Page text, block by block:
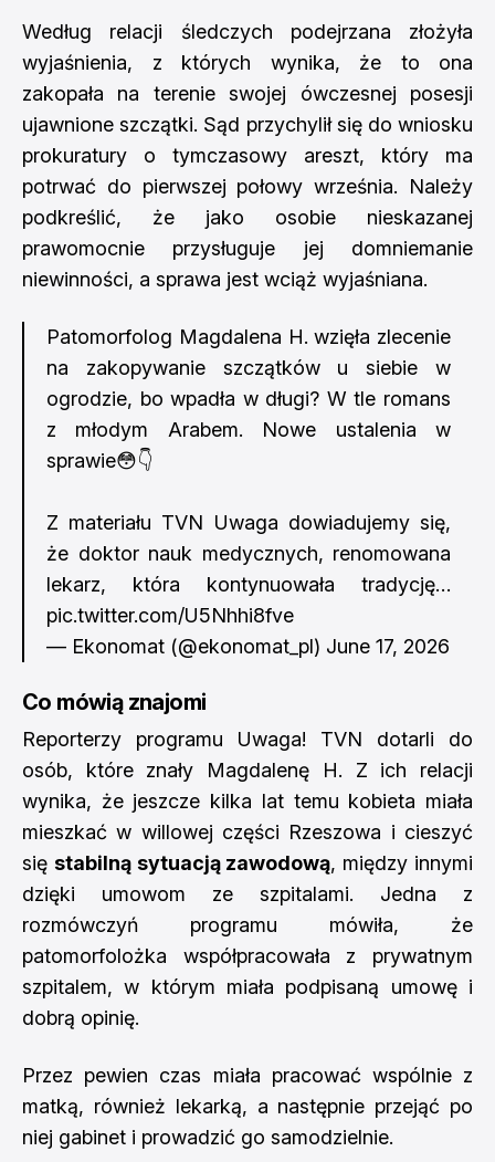
Według relacji śledczych podejrzana złożyła
wyjaśnienia, z których wynika, że to ona
zakopała na terenie swojej ówczesnej posesji
ujawnione szczątki. Sąd przychylił się do wniosku
prokuratury o tymczasowy areszt, który ma
potrwać do pierwszej połowy września. Należy
podkreślić, że jako osobie nieskazanej
prawomocnie przysługuje jej domniemanie
niewinności, a sprawa jest wciąż wyjaśniana.
Patomorfolog Magdalena H. wzięła zlecenie
na zakopywanie szczątków u siebie w
ogrodzie, bo wpadła w długi? W tle romans
z młodym Arabem. Nowe ustalenia w
sprawie😳👇
Z materiału TVN Uwaga dowiadujemy się,
że doktor nauk medycznych, renomowana
lekarz, która kontynuowała tradycję…
pic.twitter.com/U5Nhhi8fve
— Ekonomat (@ekonomat_pl) June 17, 2026
Co mówią znajomi
Reporterzy programu Uwaga! TVN dotarli do
osób, które znały Magdalenę H. Z ich relacji
wynika, że jeszcze kilka lat temu kobieta miała
mieszkać w willowej części Rzeszowa i cieszyć
się stabilną sytuacją zawodową, między innymi
dzięki umowom ze szpitalami. Jedna z
rozmówczyń programu mówiła, że
patomorfolożka współpracowała z prywatnym
szpitalem, w którym miała podpisaną umowę i
dobrą opinię.
Przez pewien czas miała pracować wspólnie z
matką, również lekarką, a następnie przejąć po
niej gabinet i prowadzić go samodzielnie.